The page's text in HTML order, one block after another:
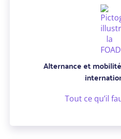
Alternance et
Tout ce qu’il